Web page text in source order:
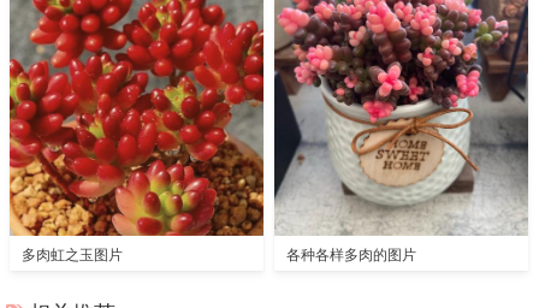
多肉虹之玉图片 各种各样多肉的图片